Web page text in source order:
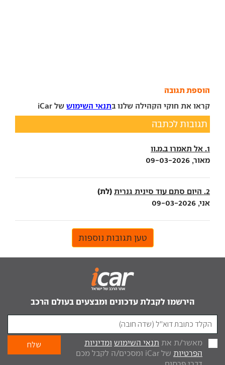
הוספת תגובה
קראו את חוקי הקהילה שלנו בתנאי השימוש של iCar
תגובות לכתבה
1. אל תאמרו ב.מ.וו
מאור, 09-03-2026
2. היום סתם עוד סינית גנרית (לת)
אני, 09-03-2026
טען תגובות נוספות
הירשמו לקבלת עדכונים ומבצעים בעולם הרכב
מאשר/ת את תנאי השימוש ומדיניות
הפרטיות
של iCar ומסכים/ה לקבל מכם